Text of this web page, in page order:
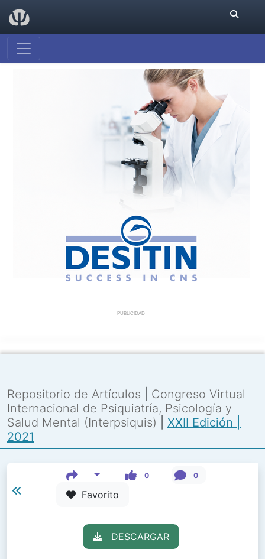
PUBLICIDAD
Repositorio de Artículos
Congreso Virtual
Internacional de Psiquiatría, Psicología y
Salud Mental (Interpsiquis)
XXII Edición |
2021
0 0
Favorito
DESCARGAR